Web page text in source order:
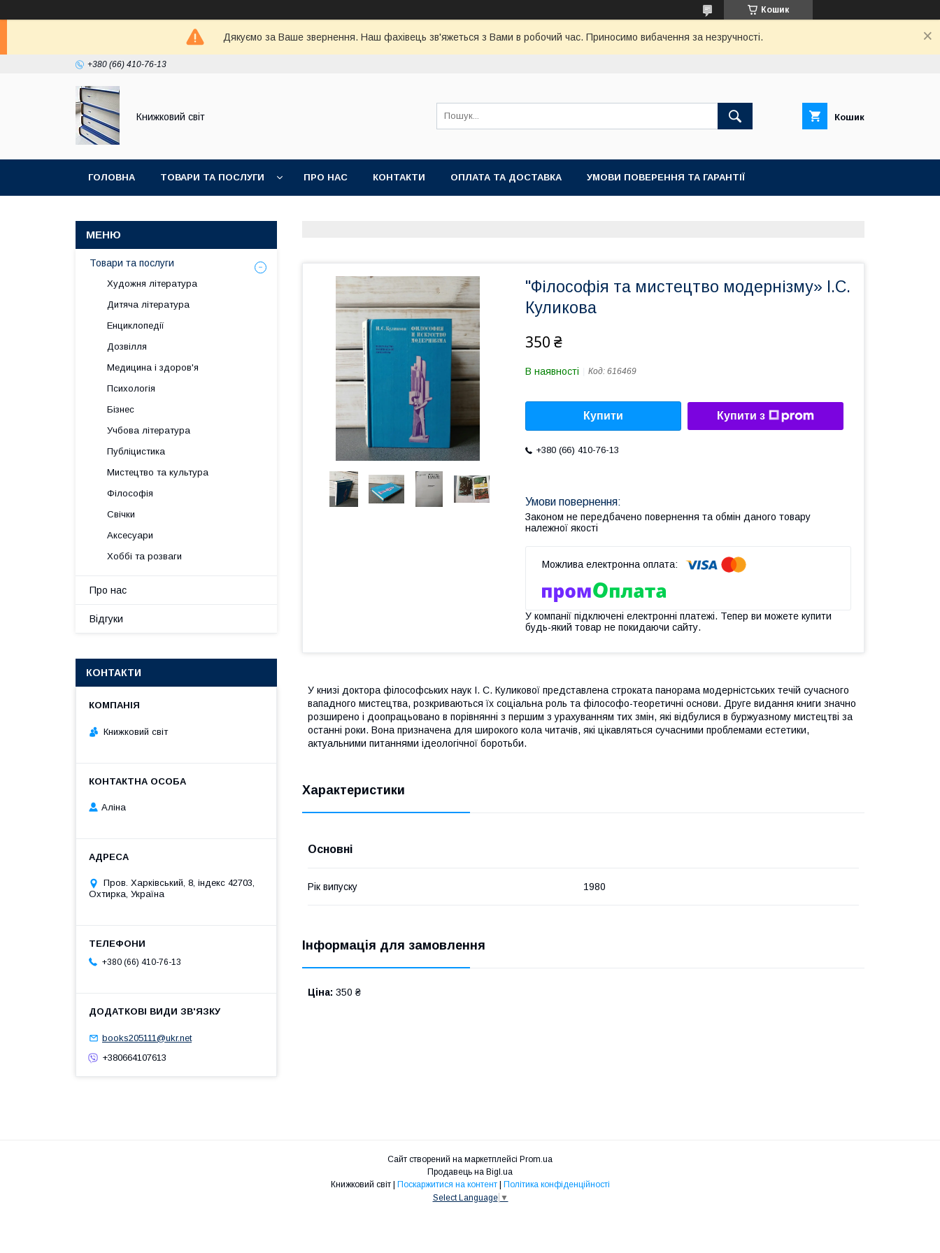
Кошик
Дякуємо за Ваше звернення. Наш фахівець зв'яжеться з Вами в робочий час. Приносимо вибачення за незручності.
+380 (66) 410-76-13
Книжковий світ Кошик
ГОЛОВНА ТОВАРИ ТА ПОСЛУГИ ПРО НАС КОНТАКТИ ОПЛАТА ТА ДОСТАВКА УМОВИ ПОВЕРЕННЯ ТА ГАРАНТІЇ
"Філософія та мистецтво модернізму» І.С.
Куликова
350 ₴
В наявності Код: 616469
Купити Купити з
+380 (66) 410-76-13
Законом не передбачено повернення та обмін даного товару
належної якості
У компанії підключені електронні платежі. Тепер ви можете купити
будь-який товар не покидаючи сайту.
У книзі доктора філософських наук І. С. Куликової представлена ​​строката панорама модерністських течій сучасного
вападного мистецтва, розкриваються їх соціальна роль та філософо-теоретичні основи. Друге видання книги значно
розширено і доопрацьовано в порівнянні з першим з урахуванням тих змін, які відбулися в буржуазному мистецтві за
останні роки. Вона призначена для широкого кола читачів, які цікавляться сучасними проблемами естетики,
актуальними питаннями ідеологічної боротьби.
Характеристики
Основні
Рік випуску 1980
Інформація для замовлення
Ціна: 350 ₴
Товари та послуги
Художня література
Дитяча література
Енциклопедії
Дозвілля
Медицина і здоров'я
Психологія
Бізнес
Учбова література
Публіцистика
Мистецтво та культура
Філософія
Свічки
Аксесуари
Хоббі та розваги
Про нас
Відгуки
КОНТАКТИ
Книжковий світ
Аліна
Пров. Харківський, 8, індекс 42703,
Охтирка, Україна
+380 (66) 410-76-13
books205111@ukr.net
+380664107613
Сайт створений на маркетплейсі Prom.ua
Продавець на Bigl.ua
Поскаржитися на контент
Політика конфіденційності
Select Language ▼